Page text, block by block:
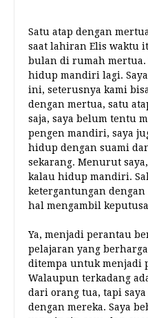
Satu atap dengan
saat lahiran Elis waktu
bulan di rumah mertua.
hidup mandiri lagi.
ini, seterusnya kami
dengan mertua, satu
saja, saya belum tentu
pengen mandiri, saya
hidup dengan suami
sekarang. Menurut
kalau hidup mandiri.
ketergantungan
hal mengambil
Ya, menjadi perantau
pelajaran yang
ditempa untuk menjadi
Walaupun terkadang
dari orang tua, tapi
dengan mereka. Saya